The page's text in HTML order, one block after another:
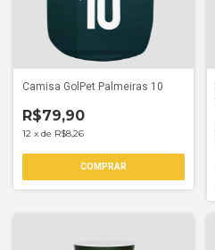
Camisa GolPet Palmeiras 10
R$79,90
12 x de R$8,26
COMPRAR